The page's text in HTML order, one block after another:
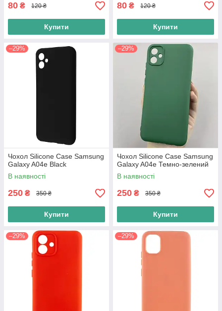
80 ₴ 120 ₴
Купити
80 ₴ 120 ₴
Купити
–29%
Чохол Silicone Case Samsung
Galaxy A04e Black
В наявності
250 ₴ 350 ₴
Купити
–29%
Чохол Silicone Case Samsung
Galaxy A04e Темно-зелений
В наявності
250 ₴ 350 ₴
Купити
–29% –29%